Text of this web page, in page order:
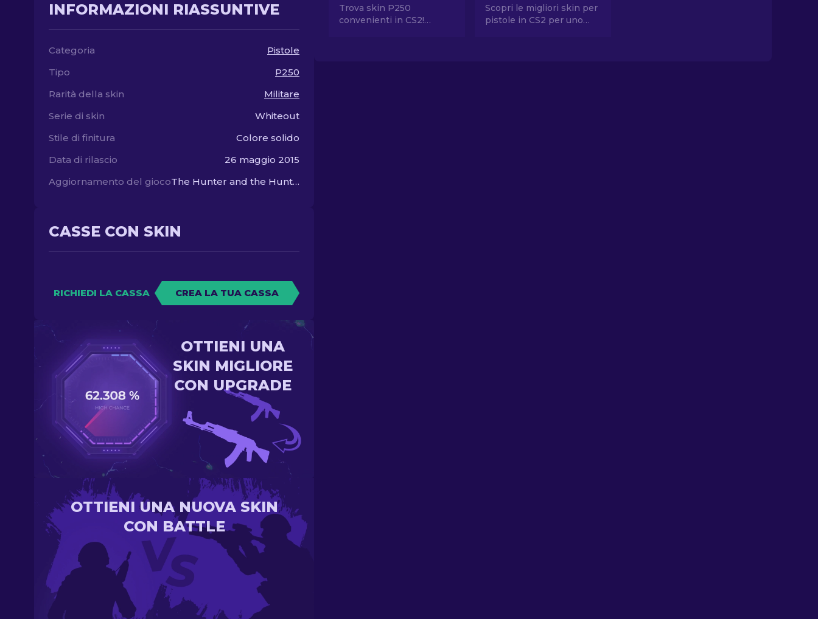
INFORMAZIONI RIASSUNTIVE
Categoria
Pistole
Tipo
P250
Rarità della skin
Militare
Serie di skin
Whiteout
Stile di finitura
Colore solido
Data di rilascio
26 maggio 2015
Aggiornamento del gioco
The Hunter and the Hunted
CASSE CON SKIN
RICHIEDI LA CASSA CREA LA TUA CASSA
OTTIENI UNA
SKIN MIGLIORE
CON UPGRADE
OTTIENI UNA NUOVA SKIN
CON BATTLE
Trova skin P250
convenienti in CS2!
Scopri le migliori skin per
pistole in CS2 per uno